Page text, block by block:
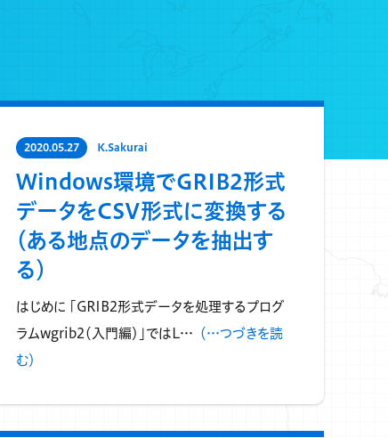
2020.05.27 K.Sakurai
Windows環境でGRIB2形式
データをCSV形式に変換する
（ある地点のデータを抽出す
る）
はじめに 「GRIB2形式データを処理するプログ
ラムwgrib2（入門編）」ではL… （…つづきを読
む）